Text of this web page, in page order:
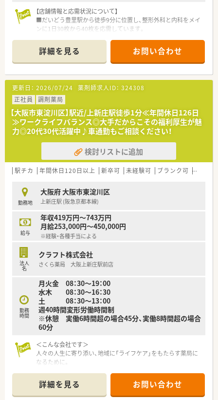
経験やスキルを十分に考慮して最終的な提示額を決定します。
■昇給は年に1回あり賞与も年に2回しっかり支給されるため、
目標を持って着実にステップアップできる給与体系が整ってい
ます。
■住宅補助はありませんが、薬剤師手当や管理職手当などの各種
手当が充実しており、毎月の安定した収入を得ることが可能で
す。
【勤務実態について】
■全店舗の平均残業時間は月10時間未満と非常に短く、効率的
なシフト調整によって業務後のプライベートも大切にできる環
境です。
■年間休日は123日と業界トップクラスの多さを誇り、有給休暇
も年間平均で11日以上取得するなど非常に休みやすい職場で
す。
■産休や育休からの復帰率は100パーセントを維持しており、ラ
イフステージが変化しても柔軟に働き続けられる体制が整って
います。
【店舗情報と応需状況について】
■だいどう豊里駅から徒歩9分に位置し、整形外科と内科をメイ
ンに1日30枚から40枚を応需しています。
在宅業務をバランスよく分担しています。
■2020年開局の比較的新しく綺麗な店舗で、近隣の広域病院か
らの処方箋も積極的に受け入れています。
【募集背景と求める人物像について】
■欠員補充に伴う急募案件であり、周囲と協力しながら能動的に
店舗運営を支えてくださる方を求めています。
■在宅業務に注力しているため、車の運転が可能でフットワーク
軽く業務に取り組める方を歓迎しています。
■入社半年以内の認定薬剤師取得が必須ですが、取得支援制度を
活用して意欲的に学べる方を募集しています。
【法人特徴について】
■大阪を中心に34店舗を展開する成長企業で、女性社長ならで
はの視点で柔軟な働き方を追求しています。
活用で薬剤師が業務に集中できる環境です。
■地域密着型の店舗展開を重視し、管理栄養士と連携した健康相
談など予防医療にも力を入れています。
詳細を見る お問い合わせ
更新日： 2026/07/24 薬剤師求人ID： 324308
正社員
調剤薬局
【大阪市東淀川区】駅近/上新庄駅徒歩1分≪年間休日126日
≫ワークライフバランス◎大手だからこその福利厚生が魅
力◎20代30代活躍中♪車通勤もご相談ください！
検討リストに追加
駅チカ 年間休日120日以上 新卒可 未経験可 ブランク可 車通勤
勤務地
大阪府 大阪市東淀川区
上新庄駅 (阪急京都本線)
給与
年収419万円～743万円
月給253,000円～450,000円
※経験・各種手当による
法人
名
クラフト株式会社
さくら薬局 大阪上新庄駅前店
勤務
時間
月火金 08：30～19：00
水木 08：30～16：30
土 08：30～13：00
週40時間変形労働時間制
※休憩 実働6時間超の場合45分、実働8時間超の場合
60分
＜こんな会社です＞
人々の人生に寄り添い、地域に「ライフケア」をもたらす薬局に
なるために。
りひとりの人生に寄り添い、質の高い医療サービスを届ける薬剤
師を求め育てています。
詳細を見る お問い合わせ